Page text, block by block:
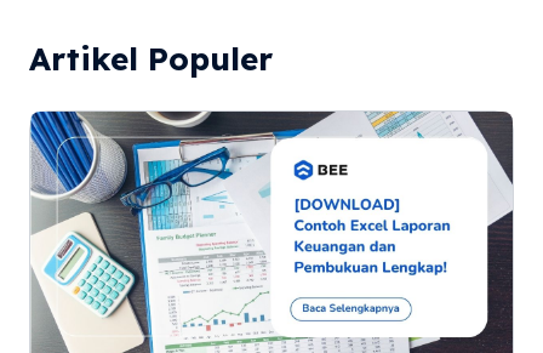
Artikel Populer